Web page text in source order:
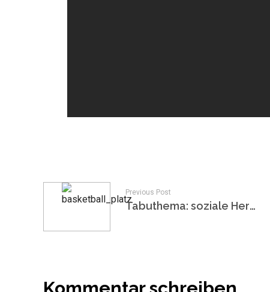
Previous Post
Tabuthema: soziale Herkunft